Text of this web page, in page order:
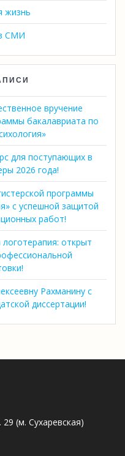
жизнь
СМИ
вручение
бакалавриата по
для поступающих в
2026 года!
программы
с успешной защитой
работ!
открыт
Рахманину с
диссертации!
(м. Сухаревская)